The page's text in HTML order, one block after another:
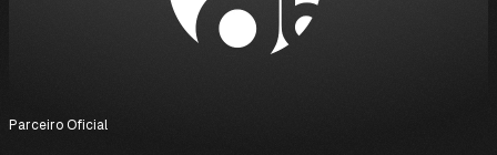
Parceiro Oficial